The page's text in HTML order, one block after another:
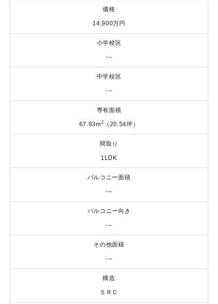
価格
14,900万円
小学校区
---
中学校区
---
専有面積
67.93m2 （20.54坪）
間取り
1LDK
バルコニー面積
---
バルコニー向き
---
その他面積
---
構造
ＳＲＣ